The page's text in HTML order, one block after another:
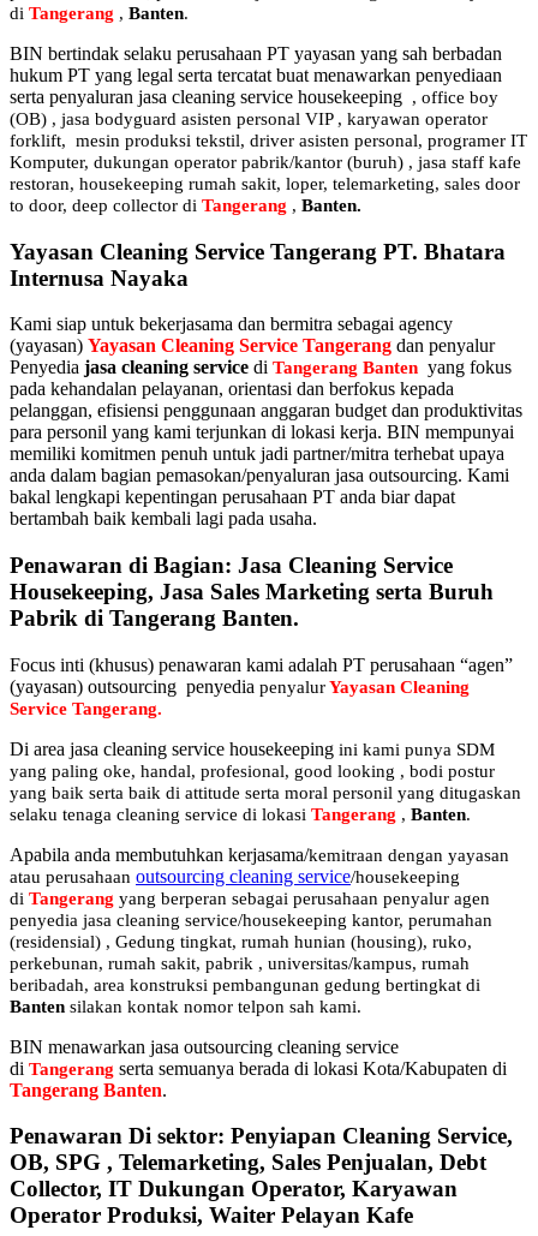
di Tangerang , Banten.
BIN bertindak selaku perusahaan PT yayasan yang sah berbadan
hukum PT yang legal serta tercatat buat menawarkan penyediaan
serta penyaluran jasa cleaning service housekeeping , office boy
(OB) , jasa bodyguard asisten personal VIP , karyawan operator
forklift, mesin produksi tekstil, driver asisten personal, programer IT
Komputer, dukungan operator pabrik/kantor (buruh) , jasa staff kafe
restoran, housekeeping rumah sakit, loper, telemarketing, sales door
to door, deep collector di Tangerang , Banten.
Yayasan Cleaning Service Tangerang PT. Bhatara
Internusa Nayaka
Kami siap untuk bekerjasama dan bermitra sebagai agency
(yayasan) Yayasan Cleaning Service Tangerang dan penyalur
Penyedia jasa cleaning service di Tangerang Banten yang fokus
pada kehandalan pelayanan, orientasi dan berfokus kepada
pelanggan, efisiensi penggunaan anggaran budget dan produktivitas
para personil yang kami terjunkan di lokasi kerja. BIN mempunyai
memiliki komitmen penuh untuk jadi partner/mitra terhebat upaya
anda dalam bagian pemasokan/penyaluran jasa outsourcing. Kami
bakal lengkapi kepentingan perusahaan PT anda biar dapat
bertambah baik kembali lagi pada usaha.
Penawaran di Bagian: Jasa Cleaning Service
Housekeeping, Jasa Sales Marketing serta Buruh
Pabrik di Tangerang Banten.
Focus inti (khusus) penawaran kami adalah PT perusahaan “agen”
(yayasan) outsourcing penyedia penyalurYayasan Cleaning
Service Tangerang.
Di area jasa cleaning service housekeeping ini kami punya SDM
yang paling oke, handal, profesional, good looking , bodi postur
yang baik serta baik di attitude serta moral personil yang ditugaskan
selaku tenaga cleaning service di lokasi Tangerang , Banten.
Apabila anda membutuhkan kerjasama/kemitraan dengan yayasan
atau perusahaan outsourcing cleaning service/housekeeping
di Tangerang yang berperan sebagai perusahaan penyalur agen
penyedia jasa cleaning service/housekeeping kantor, perumahan
(residensial) , Gedung tingkat, rumah hunian (housing), ruko,
perkebunan, rumah sakit, pabrik , universitas/kampus, rumah
beribadah, area konstruksi pembangunan gedung bertingkat di
Banten silakan kontak nomor telpon sah kami.
BIN menawarkan jasa outsourcing cleaning service
di Tangerang serta semuanya berada di lokasi Kota/Kabupaten di
Tangerang Banten.
Penawaran Di sektor: Penyiapan Cleaning Service,
OB, SPG , Telemarketing, Sales Penjualan, Debt
Collector, IT Dukungan Operator, Karyawan
Operator Produksi, Waiter Pelayan Kafe